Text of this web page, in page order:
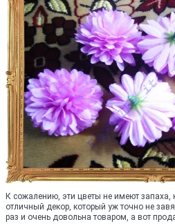
К сожалению, эти цветы не имеют запаха,
отличный декор, который уж точно не
раз и очень довольна товаром, а вот